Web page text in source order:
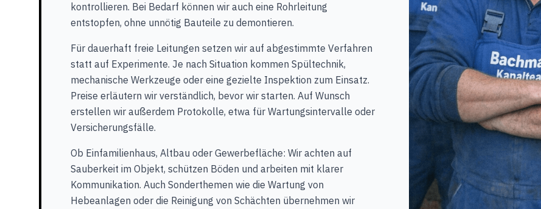
kontrollieren. Bei Bedarf können wir auch eine Rohrleitung
entstopfen, ohne unnötig Bauteile zu demontieren.
Für dauerhaft freie Leitungen setzen wir auf abgestimmte Verfahren
statt auf Experimente. Je nach Situation kommen Spültechnik,
mechanische Werkzeuge oder eine gezielte Inspektion zum Einsatz.
Preise erläutern wir verständlich, bevor wir starten. Auf Wunsch
erstellen wir außerdem Protokolle, etwa für Wartungsintervalle oder
Versicherungsfälle.
Ob Einfamilienhaus, Altbau oder Gewerbefläche: Wir achten auf
Sauberkeit im Objekt, schützen Böden und arbeiten mit klarer
Kommunikation. Auch Sonderthemen wie die Wartung von
Hebeanlagen oder die Reinigung von Schächten übernehmen wir